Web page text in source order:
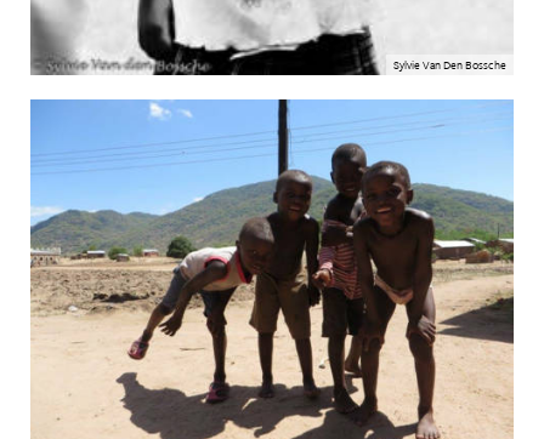
Sylvie Van Den Bossche